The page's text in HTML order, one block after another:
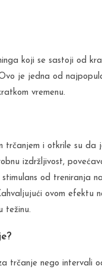
koji se sastoji od
je jedna od
vremenu.
trčanjem i otkrile su
izdržljivost,
od treniranja
ovom efektu
težinu.
trčanje nego intervali